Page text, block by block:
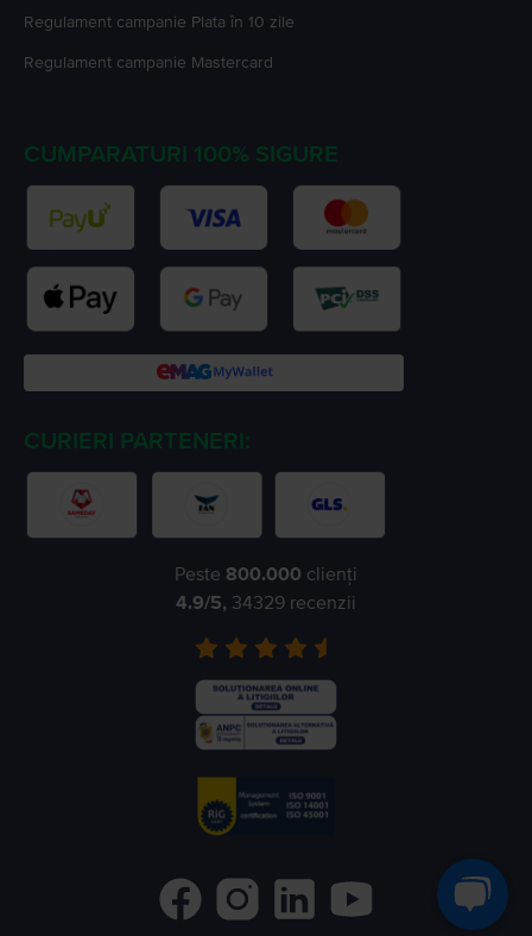
Regulament campanie Plata în 10 zile
Regulament campanie Mastercard
CUMPARATURI 100% SIGURE
CURIERI PARTENERI:
Peste 800.000 clienți
4.9/5, 34329 recenzii